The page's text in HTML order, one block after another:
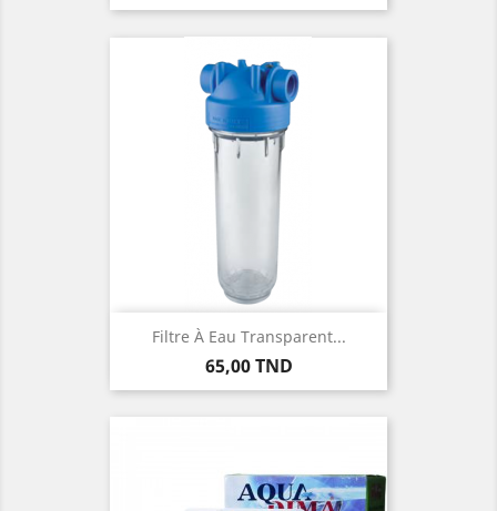
Filtre À Eau Transparent...
Prix
65,00 TND